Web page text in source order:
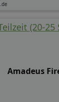
(20-
Amadeus